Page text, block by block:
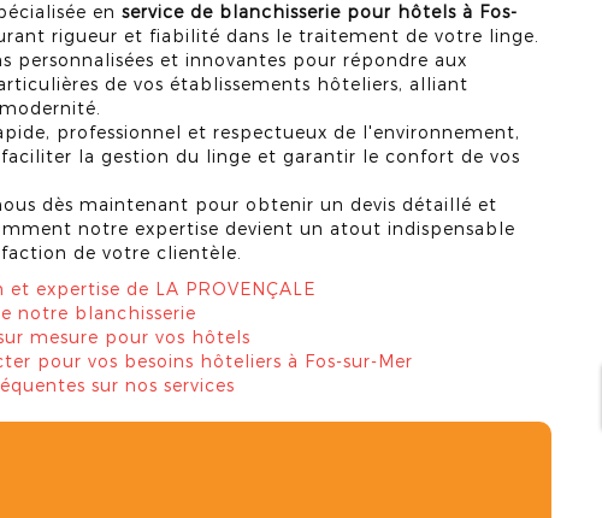
enservice de blanchisserie pour hôtels à Fos-
rigueur et fiabilité dans le traitement de votre linge.
personnalisées et innovantes pour répondre aux
de vos établissements hôteliers, alliant
professionnel et respectueux de l'environnement,
la gestion du linge et garantir le confort de vos
dès maintenant pour obtenir un devis détaillé et
notre expertise devient un atout indispensable
de votre clientèle.
et expertise de LA PROVENÇALE
notre blanchisserie
mesure pour vos hôtels
pour vos besoins hôteliers à Fos-sur-Mer
sur nos services